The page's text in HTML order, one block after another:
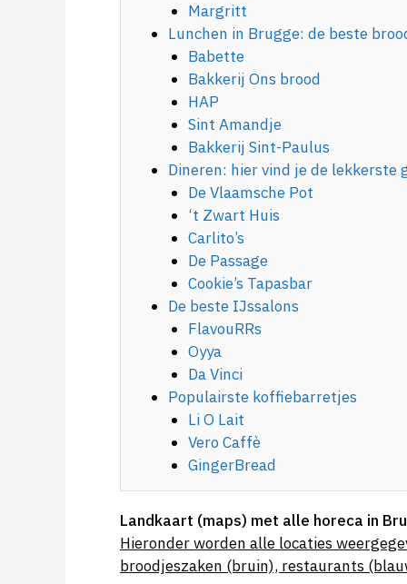
Margritt
Lunchen in Brugge: de beste
Babette
Bakkerij Ons brood
HAP
Sint Amandje
Bakkerij Sint-Paulus
Dineren: hier vind je de lekkerste
De Vlaamsche Pot
‘t Zwart Huis
Carlito’s
De Passage
Cookie’s Tapasbar
De beste IJssalons
FlavouRRs
Oyya
Da Vinci
Populairste koffiebarretjes
Li O Lait
Vero Caffè
GingerBread
Landkaart (maps) met alle horeca in
Hieronder worden alle locaties
broodjeszaken (bruin), restaurants